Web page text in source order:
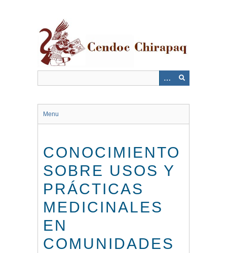
Menu
CONOCIMIENTO
SOBRE USOS Y
PRÁCTICAS
MEDICINALES
EN
COMUNIDADES